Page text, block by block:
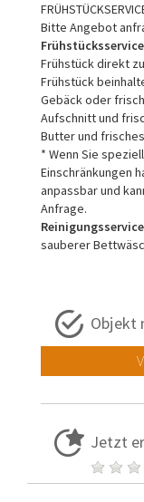
Bitte Angebot
Frühstück direkt
Frühstück
Gebäck oder
Aufschnitt und
Butter und
* Wenn Sie
Einschränkungen
anpassbar und
Anfrage.
sauberer
Objekt
Jetzt